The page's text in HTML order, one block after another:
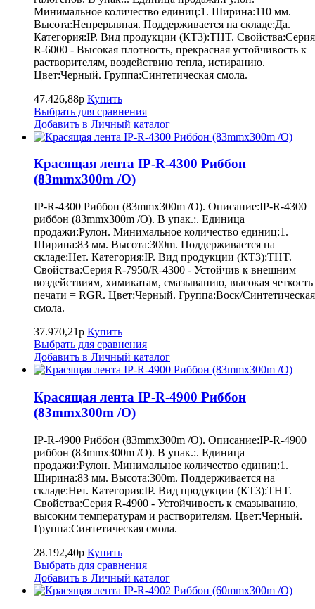
Минимальное количество единиц:1. Ширина:110 мм.
Высота:Непрерывная. Поддерживается на складе:Да.
Категория:IP. Вид продукции (КТ3):THT. Свойства:Серия
R-6000 - Высокая плотность, прекрасная устойчивость к
растворителям, воздействию тепла, истиранию.
Цвет:Черный. Группа:Синтетическая смола.
47.426,88р Купить
Выбрать для сравнения
Добавить в Личный каталог
Красящая лента IP-R-4300 Риббон
(83mmx300m /O)
IP-R-4300 Риббон (83mmx300m /O). Описание:IP-R-4300
риббон (83mmx300m /O). В упак.:. Единица
продажи:Рулон. Минимальное количество единиц:1.
Ширина:83 мм. Высота:300m. Поддерживается на
складе:Нет. Категория:IP. Вид продукции (КТ3):THT.
Свойства:Серия R-7950/R-4300 - Устойчив к внешним
воздействиям, химикатам, смазыванию, высокая четкость
печати = RGR. Цвет:Черный. Группа:Воск/Синтетическая
смола.
37.970,21р Купить
Выбрать для сравнения
Добавить в Личный каталог
Красящая лента IP-R-4900 Риббон
(83mmx300m /O)
IP-R-4900 Риббон (83mmx300m /O). Описание:IP-R-4900
риббон (83mmx300m /O). В упак.:. Единица
продажи:Рулон. Минимальное количество единиц:1.
Ширина:83 мм. Высота:300m. Поддерживается на
складе:Нет. Категория:IP. Вид продукции (КТ3):THT.
Свойства:Серия R-4900 - Устойчивость к смазыванию,
высоким температурам и растворителям. Цвет:Черный.
Группа:Синтетическая смола.
28.192,40р Купить
Выбрать для сравнения
Добавить в Личный каталог